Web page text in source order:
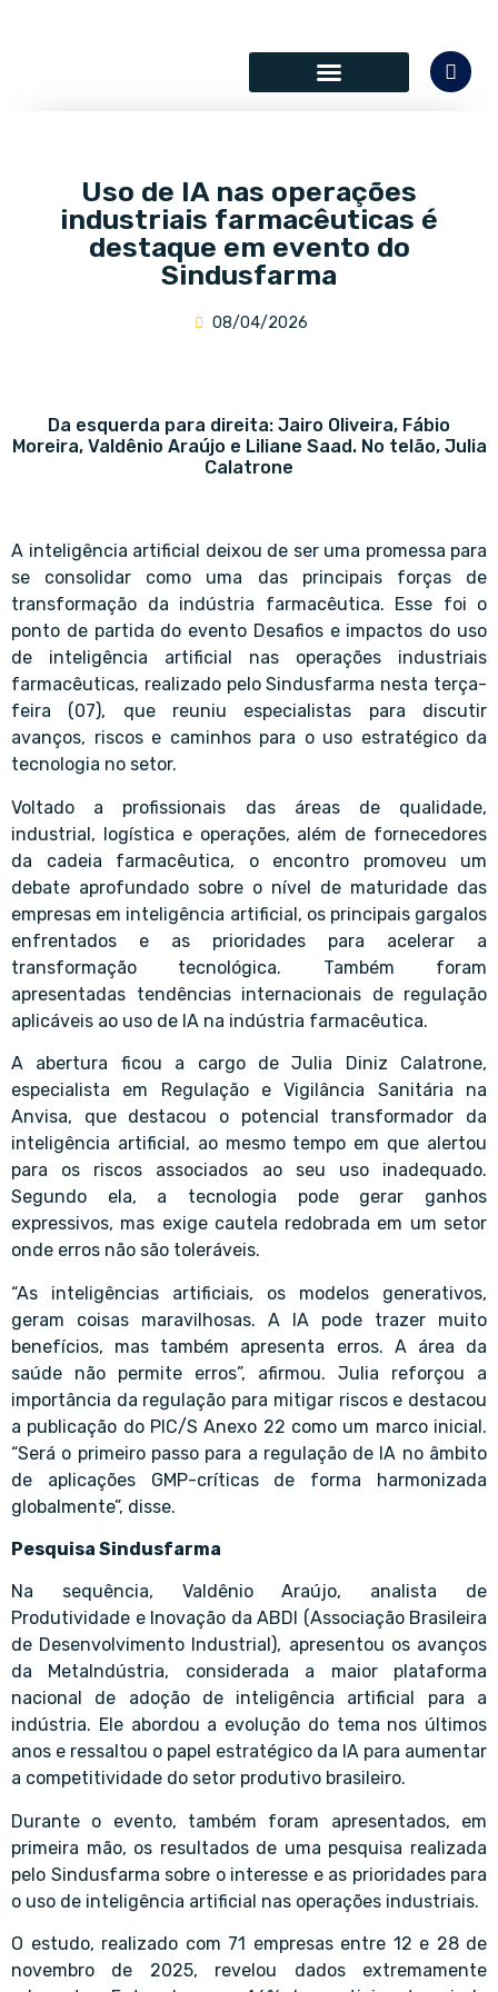
Uso de IA nas operações
industriais farmacêuticas é
destaque em evento do
Sindusfarma
08/04/2026
Da esquerda para direita: Jairo Oliveira, Fábio
Moreira, Valdênio Araújo e Liliane Saad. No telão, Julia
Calatrone
A inteligência artificial deixou de ser uma promessa para
se consolidar como uma das principais forças de
transformação da indústria farmacêutica. Esse foi o
ponto de partida do evento Desafios e impactos do uso
de inteligência artificial nas operações industriais
farmacêuticas, realizado pelo Sindusfarma nesta terça-
feira (07), que reuniu especialistas para discutir
avanços, riscos e caminhos para o uso estratégico da
tecnologia no setor.
Voltado a profissionais das áreas de qualidade,
industrial, logística e operações, além de fornecedores
da cadeia farmacêutica, o encontro promoveu um
debate aprofundado sobre o nível de maturidade das
empresas em inteligência artificial, os principais gargalos
enfrentados e as prioridades para acelerar a
transformação tecnológica. Também foram
apresentadas tendências internacionais de regulação
aplicáveis ao uso de IA na indústria farmacêutica.
A abertura ficou a cargo de Julia Diniz Calatrone,
especialista em Regulação e Vigilância Sanitária na
Anvisa, que destacou o potencial transformador da
inteligência artificial, ao mesmo tempo em que alertou
para os riscos associados ao seu uso inadequado.
Segundo ela, a tecnologia pode gerar ganhos
expressivos, mas exige cautela redobrada em um setor
onde erros não são toleráveis.
“As inteligências artificiais, os modelos generativos,
geram coisas maravilhosas. A IA pode trazer muito
benefícios, mas também apresenta erros. A área da
saúde não permite erros”, afirmou. Julia reforçou a
importância da regulação para mitigar riscos e destacou
a publicação do PIC/S Anexo 22 como um marco inicial.
“Será o primeiro passo para a regulação de IA no âmbito
de aplicações GMP-críticas de forma harmonizada
globalmente”, disse.
Pesquisa Sindusfarma
Na sequência, Valdênio Araújo, analista de
Produtividade e Inovação da ABDI (Associação Brasileira
de Desenvolvimento Industrial), apresentou os avanços
da MetaIndústria, considerada a maior plataforma
nacional de adoção de inteligência artificial para a
indústria. Ele abordou a evolução do tema nos últimos
anos e ressaltou o papel estratégico da IA para aumentar
a competitividade do setor produtivo brasileiro.
Durante o evento, também foram apresentados, em
primeira mão, os resultados de uma pesquisa realizada
pelo Sindusfarma sobre o interesse e as prioridades para
o uso de inteligência artificial nas operações industriais.
O estudo, realizado com 71 empresas entre 12 e 28 de
novembro de 2025, revelou dados extremamente